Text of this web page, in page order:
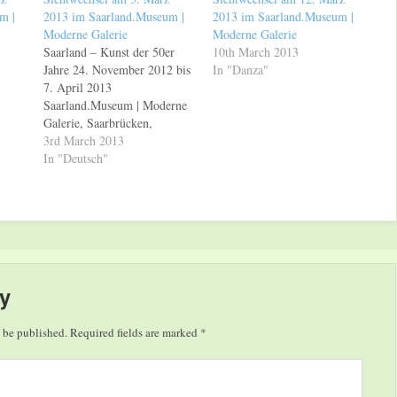
|
2013 im Saarland.Museum |
Moderne Galerie
Saarland – Kunst der 50er
Jahre 24. November 2012 bis
7. April 2013
Saarland.Museum | Moderne
Galerie, Saarbrücken,
Bismarckstraße
Sichtwechsel -
Ausstellung „Saarland –
3rd March 2013
In "Deutsch"
2013 im Saarland.Museum |
Moderne Galerie
10th March 2013
In "Danza"
published.Required fields are marked *